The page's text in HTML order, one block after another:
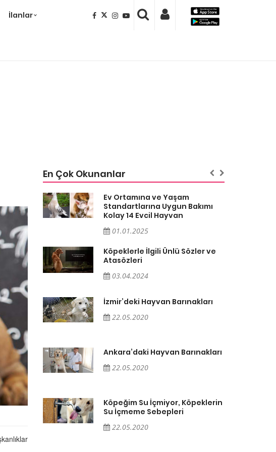
İlanlar
En Çok Okunanlar
ve
Ev Ortamına ve Yaşam
Standartlarına Uygun Bakımı
Kolay 14 Evcil Hayvan
01.01.2025
Köpeklerle İlgili Ünlü Sözler ve
Atasözleri
03.04.2024
İzmir’deki Hayvan Barınakları
22.05.2020
Ankara’daki Hayvan Barınakları
22.05.2020
Köpeğim Su İçmiyor, Köpeklerin
Su İçmeme Sebepleri
22.05.2020